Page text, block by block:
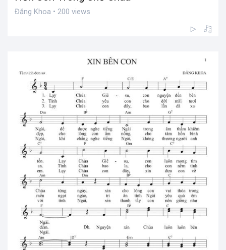
Đăng Khoa • 200 views